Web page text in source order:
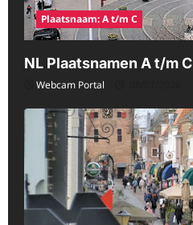
Plaatsnaam: A t/m C
NL Plaatsnamen A t/m C
Webcam Portal